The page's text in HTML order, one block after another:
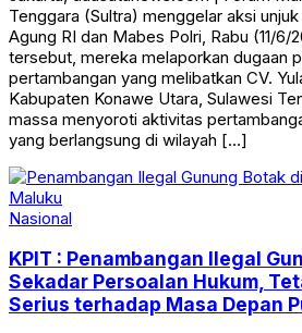
Tenggara (Sultra) menggelar aksi
Agung RI dan Mabes Polri, Rabu (11/6/
tersebut, mereka melaporkan dugaan
pertambangan yang melibatkan CV.
Kabupaten Konawe Utara, Sulawesi
massa menyoroti aktivitas
yang berlangsung di wilayah […]
Nasional
KPIT : Penambangan Ilegal
Sekadar Persoalan Hukum,
Serius terhadap Masa Depan